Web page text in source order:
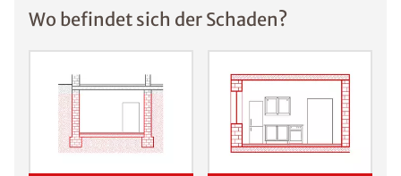
Wo befindet sich der Schaden?